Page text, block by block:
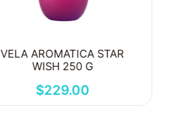
VELA AROMATICA STAR
WISH 250 G
$229.00